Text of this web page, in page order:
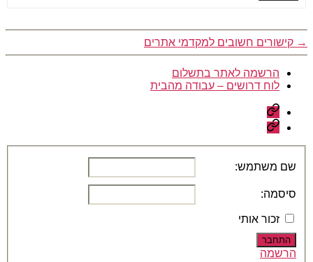
→ קישורים חשובים למקדמי אתרים
הרשמה לאתר בתשלום
לוח דרושים – עבודה מהבית
הרשמה
לאתר
בתשלום
לוח
דרושים
–
עבודה
מהבית
שם משתמש:
סיסמה:
זכור אותי
התחבר
הרשמה